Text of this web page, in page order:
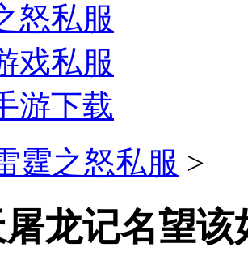
怒私服
戏私服
游下载
霆之怒私服 >
龙记名望